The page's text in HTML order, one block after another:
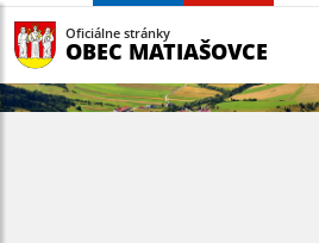
Oficiálne stránky
OBEC MATIAŠOVCE